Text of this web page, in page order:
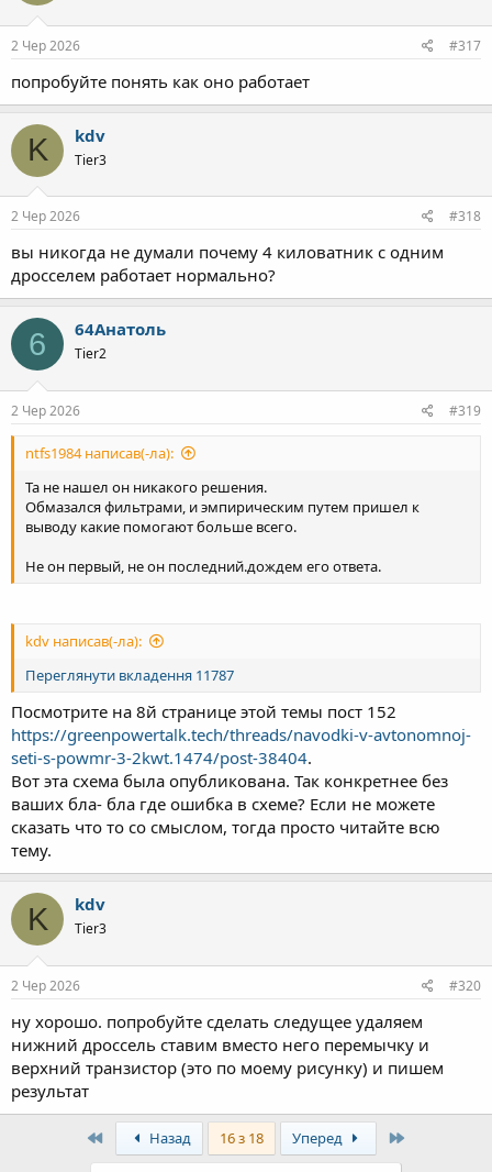
2 Чер 2026 #317
попробуйте понять как оно работает
K kdv
Tier3
2 Чер 2026 #318
вы никогда не думали почему 4 киловатник с одним
дросселем работает нормально?
6 64Анатоль
Tier2
2 Чер 2026 #319
ntfs1984 написав(-ла):
Та не нашел он никакого решения.
Обмазался фильтрами, и эмпирическим путем пришел к
выводу какие помогают больше всего.
Не он первый, не он последний.дождем его ответа.
kdv написав(-ла):
Переглянути вкладення 11787
Посмотрите на 8й странице этой темы пост 152
https://greenpowertalk.tech/threads/navodki-v-avtonomnoj-
seti-s-powmr-3-2kwt.1474/post-38404.
Вот эта схема была опубликована. Так конкретнее без
ваших бла- бла где ошибка в схеме? Если не можете
сказать что то со смыслом, тогда просто читайте всю
тему.
K kdv
Tier3
2 Чер 2026 #320
ну хорошо. попробуйте сделать следущее удаляем
нижний дроссель ставим вместо него перемычку и
верхний транзистор (это по моему рисунку) и пишем
результат
Назад 16 з 18 Уперед